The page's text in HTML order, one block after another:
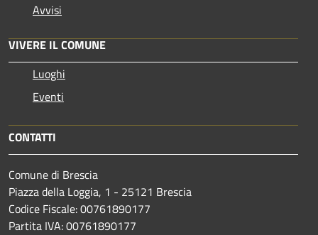
Avvisi
VIVERE IL COMUNE
Luoghi
Eventi
CONTATTI
Comune di Brescia
Piazza della Loggia, 1 - 25121 Brescia
Codice Fiscale: 00761890177
Partita IVA: 00761890177